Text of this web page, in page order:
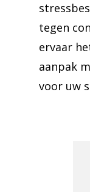
tegen
ervaar
aanpak
voor uw